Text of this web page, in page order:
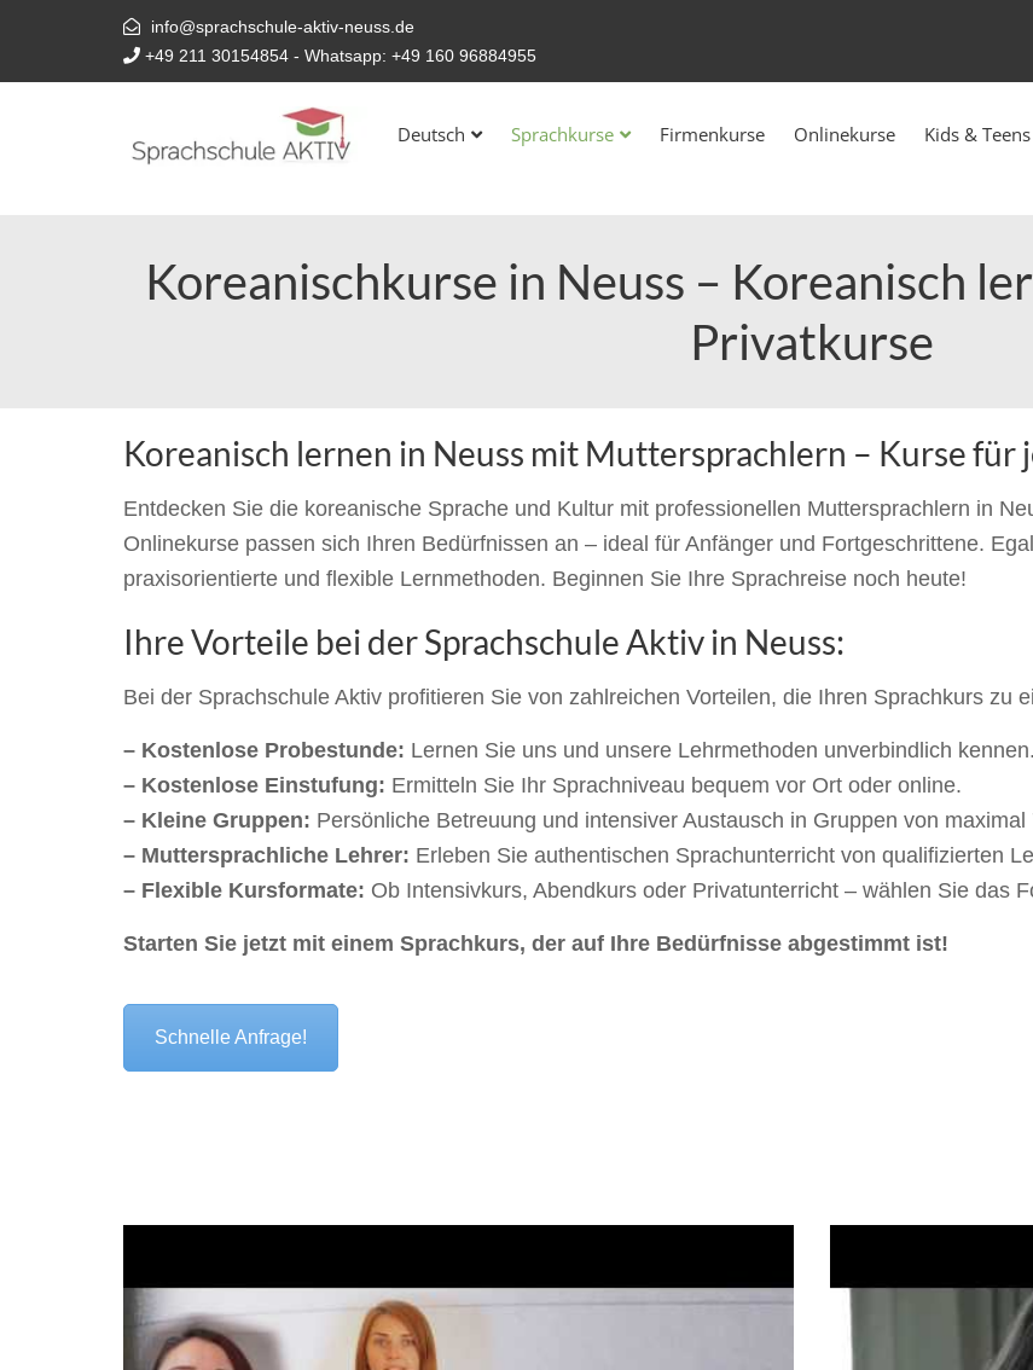
info@sprachschule-aktiv-neuss.de
+49 211 30154854 - Whatsapp: +49 160 96884955
Deutsch Sprachkurse Firmenkurse Onlinekurse Kids & Teens
Koreanischkurse in Neuss – Koreanisch
Privatkurse
Koreanisch lernen in Neuss mit Muttersprachlern – Kurse für
Entdecken Sie die koreanische Sprache und Kultur mit professionellen Muttersprachlern in
Onlinekurse passen sich Ihren Bedürfnissen an – ideal für Anfänger und Fortgeschrittene.
praxisorientierte und flexible Lernmethoden. Beginnen Sie Ihre Sprachreise noch heute!
Ihre Vorteile bei der Sprachschule Aktiv in Neuss:
Bei der Sprachschule Aktiv profitieren Sie von zahlreichen Vorteilen, die Ihren Sprachkurs zu
– Kostenlose Probestunde: Lernen Sie uns und unsere Lehrmethoden unverbindlich kennen.
– Kostenlose Einstufung: Ermitteln Sie Ihr Sprachniveau bequem vor Ort oder online.
– Kleine Gruppen: Persönliche Betreuung und intensiver Austausch in Gruppen von maximal
– Muttersprachliche Lehrer: Erleben Sie authentischen Sprachunterricht von qualifizierten
– Flexible Kursformate: Ob Intensivkurs, Abendkurs oder Privatunterricht – wählen Sie das
Starten Sie jetzt mit einem Sprachkurs, der auf Ihre Bedürfnisse abgestimmt ist!
Schnelle Anfrage!